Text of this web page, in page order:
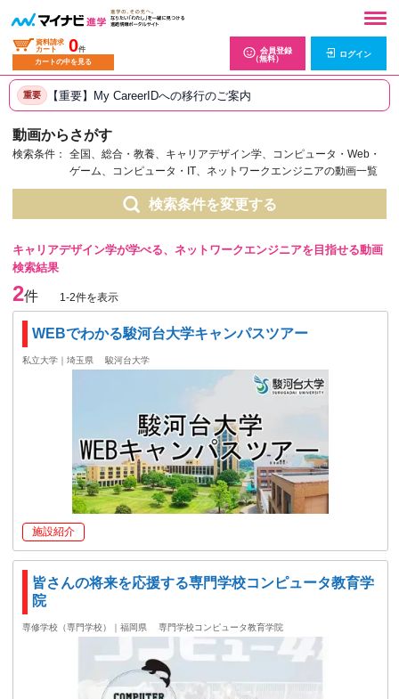
資料請求
カート
0件
カートの中を見る
会員登録
（無料）
ログイン
重要 【重要】My CareerIDへの移行のご案内
動画からさがす
検索条件：
全国、総合・教養、キャリアデザイン学、コンピュータ・Web・
ゲーム、コンピュータ・IT、ネットワークエンジニアの動画一覧
検索条件を変更する
キャリアデザイン学が学べる、ネットワークエンジニアを目指せる動画
検索結果
2件 1-2件を表示
WEBでわかる駿河台大学キャンパスツアー
私立大学｜埼玉県 駿河台大学
施設紹介
皆さんの将来を応援する専門学校コンピュータ教育学
院
専修学校（専門学校）｜福岡県 専門学校コンピュータ教育学院